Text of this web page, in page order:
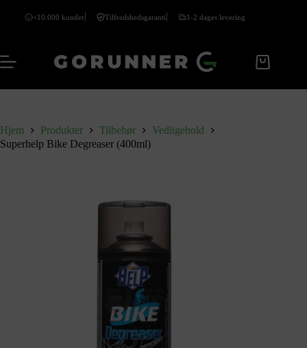
+10.000 kunder Tilfredshedsgaranti 1-2 dages levering
Hjem Produkter Tilbehør
Vedligehold
Superhelp Bike Degreaser (400ml)